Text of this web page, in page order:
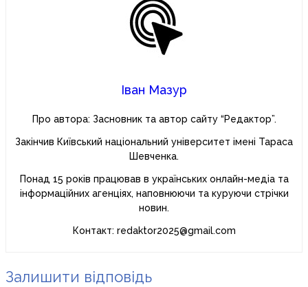
Іван Мазур
Про автора: Засновник та автор сайту “Редактор”.
Закінчив Київський національний університет імені Тараса
Шевченка.
Понад 15 років працював в українських онлайн-медіа та
інформаційних агенціях, наповнюючи та куруючи стрічки
новин.
Контакт: redaktor2025@gmail.com
Залишити відповідь